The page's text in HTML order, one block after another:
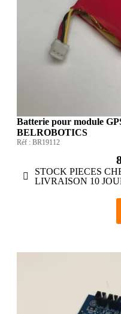
Batterie pour module
BELROBOTICS
Réf : BR19112
STOCK PIECES
LIVRAISON 10